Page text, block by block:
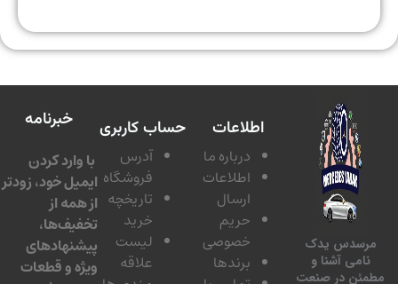
یدک
آشنا و
در صنعت
اطلاعات
درباره ما
اطلاعات
ارسال
حریم
خصوصی
برندها
حساب کاربری
آدرس
فروشگاه
تاریخچه
لیست
خبرنامه
با وارد کردن
ایمیل خود، زودتر
از همه از
تخفیف‌ها،
پیشنهادهای
ویژه و قطعات